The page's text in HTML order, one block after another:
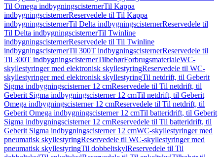
Til Omega indbygningscisternerTil Kappa
indbygningscisternerReservedele til Til Kappa
indbygningscisternerTil Delta indbygningscisternerReservedele til
Til Delta indbygningscisternerTil Twinline
indbygningscisternerReservedele til Til Twinline
indbygningscisternerTil 300T indbygningscisternerReservedele til
Til 300T indbygningscisternerTilbehørForbrugsmaterialeWC-
skyllestyringer med elektronisk skyllestyringReservedele til WC-
skyllestyringer med elektronisk skyllestyringTil netdrift, til Geberit
Sigma indbygningscisterner 12 cmReservedele til Til netdrift, til
Geberit Sigma indbygningscisterner 12 cmTil netdrift, til Geberit
Omega indbygningscisterner 12 cmReservedele til Til netdrift, til
Geberit Omega indbygningscisterner 12 cmTil batteridrift, til Geberit
Sigma indbygningscisterner 12 cmReservedele til Til batteridrift, til
Geberit Sigma indbygningscisterner 12 cmWC-skyllestyringer med
pneumatisk skyllestyringReservedele til WC-skyllestyringer med
pneumatisk skyllestyringTil dobbeltskylReservedele til Til